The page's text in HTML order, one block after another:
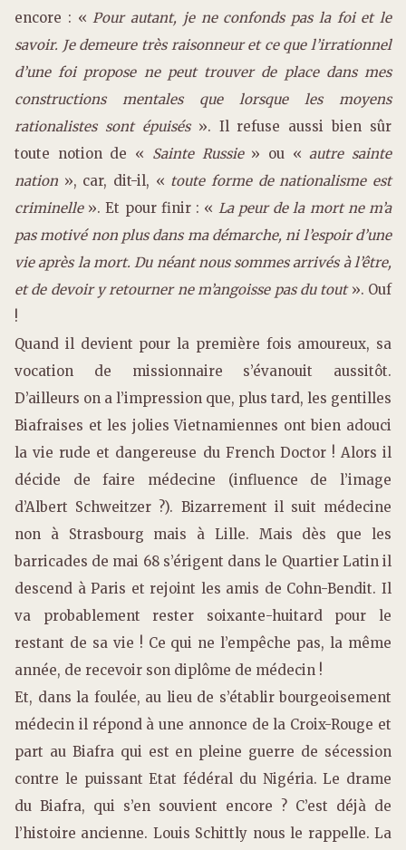
encore : « Pour autant, je ne confonds pas la foi et le
savoir. Je demeure très raisonneur et ce que l’irrationnel
d’une foi propose ne peut trouver de place dans mes
constructions mentales que lorsque les moyens
rationalistes sont épuisés». Il refuse aussi bien sûr
toute notion de « Sainte Russie» ou «autre sainte
nation », car, dit-il, « toute forme de nationalisme est
criminelle». Et pour finir : « La peur de la mort ne m’a
pas motivé non plus dans ma démarche, ni l’espoir d’une
vie après la mort. Du néant nous sommes arrivés à l’être,
et de devoir y retourner ne m’angoisse pas du tout». Ouf
!
Quand il devient pour la première fois amoureux, sa
vocation de missionnaire s’évanouit aussitôt.
D’ailleurs on a l’impression que, plus tard, les gentilles
Biafraises et les jolies Vietnamiennes ont bien adouci
la vie rude et dangereuse du French Doctor ! Alors il
décide de faire médecine (influence de l’image
d’Albert Schweitzer ?). Bizarrement il suit médecine
non à Strasbourg mais à Lille. Mais dès que les
barricades de mai 68 s’érigent dans le Quartier Latin il
descend à Paris et rejoint les amis de Cohn-Bendit. Il
va probablement rester soixante-huitard pour le
restant de sa vie ! Ce qui ne l’empêche pas, la même
année, de recevoir son diplôme de médecin !
Et, dans la foulée, au lieu de s’établir bourgeoisement
médecin il répond à une annonce de la Croix-Rouge et
part au Biafra qui est en pleine guerre de sécession
contre le puissant Etat fédéral du Nigéria. Le drame
du Biafra, qui s’en souvient encore ? C’est déjà de
l’histoire ancienne. Louis Schittly nous le rappelle. La